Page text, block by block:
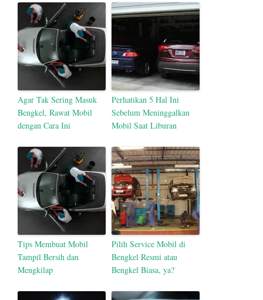
Agar Tak Sering Masuk
Bengkel, Rawat Mobil
dengan Cara Ini
Perhatikan 5 Hal Ini
Sebelum Meninggalkan
Mobil Saat Liburan
Tips Membuat Mobil
Tampil Bersih dan
Mengkilap
Pilih Service Mobil di
Bengkel Resmi atau
Bengkel Biasa, ya?